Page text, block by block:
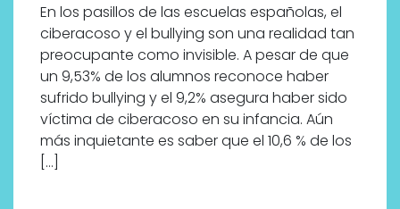
En los pasillos de las escuelas españolas, el
ciberacoso y el bullying son una realidad tan
preocupante como invisible. A pesar de que
un 9,53% de los alumnos reconoce haber
sufrido bullying y el 9,2% asegura haber sido
víctima de ciberacoso en su infancia. Aún
más inquietante es saber que el 10,6 % de los
[…]